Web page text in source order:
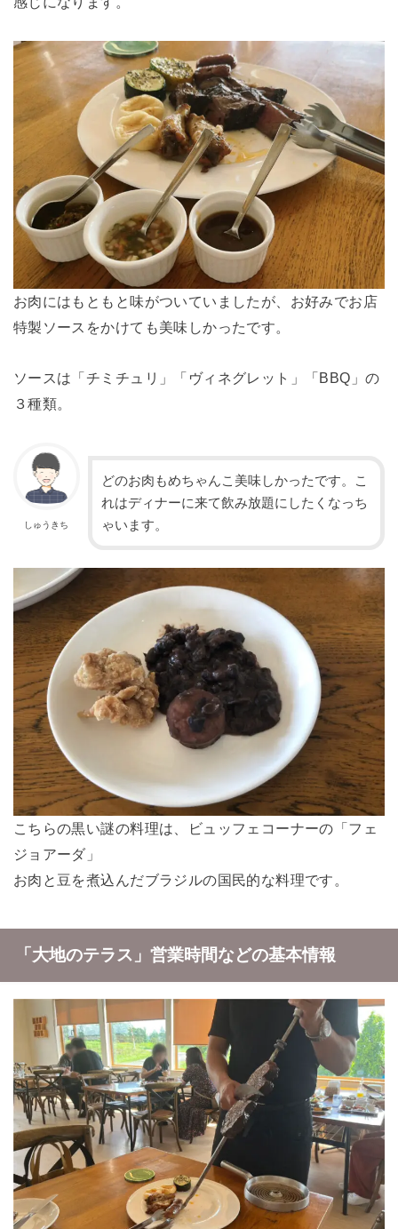
お肉にはもともと味がついていましたが、お好みでお店
特製ソースをかけても美味しかったです。
ソースは「チミチュリ」「ヴィネグレット」「BBQ」の
３種類。
しゅうきち
どのお肉もめちゃんこ美味しかったです。こ
れはディナーに来て飲み放題にしたくなっち
ゃいます。
こちらの黒い謎の料理は、ビュッフェコーナーの「フェ
ジョアーダ」
お肉と豆を煮込んだブラジルの国民的な料理です。
「大地のテラス」営業時間などの基本情報